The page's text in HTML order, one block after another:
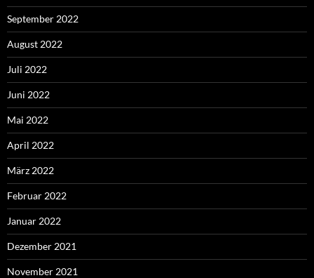
September 2022
August 2022
Juli 2022
Juni 2022
Mai 2022
April 2022
März 2022
Februar 2022
Januar 2022
Dezember 2021
November 2021